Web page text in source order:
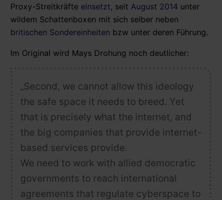
Proxy-Streitkräfte einsetzt, seit August 2014 unter
wildem Schattenboxen mit sich selber neben
britischen Sondereinheiten bzw unter deren Führung.
Im Original wird Mays Drohung noch deutlicher:
„Second, we cannot allow this ideology
the safe space it needs to breed. Yet
that is precisely what the internet, and
the big companies that provide internet-
based services provide.
We need to work with allied democratic
governments to reach international
agreements that regulate cyberspace to